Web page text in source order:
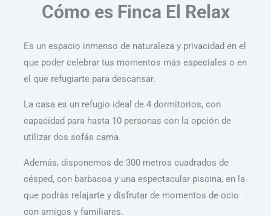
Cómo es Finca El Relax
Es un espacio inmenso de naturaleza y privacidad en el
que poder celebrar tus momentos más especiales o en
el que refugiarte para descansar.
La casa es un refugio ideal de 4 dormitorios, con
capacidad para hasta 10 personas con la opción de
utilizar dos sofás cama.
Además, disponemos de 300 metros cuadrados de
césped, con barbacoa y una espectacular piscina, en la
que podrás relajarte y disfrutar de momentos de ocio
con amigos y familiares.